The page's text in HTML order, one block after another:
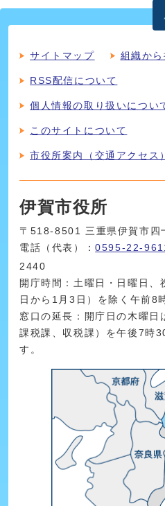
サイトマップ 組織から
RSS配信について
個人情報の取り扱いについ
このサイトについて
市役所案内（交通アクセス）
伊賀市役所
〒518-8501 三重県伊賀市四
電話（代表）：0595-22-
2440
開庁時間：土曜日・日曜日
日から1月3日）を除く午前8
窓口の延長：開庁日の木曜日
課税課、収税課）を午後7時
す。